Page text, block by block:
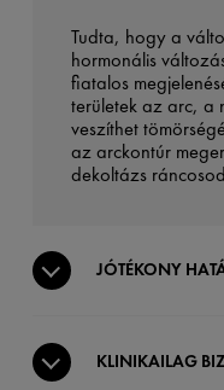
Tudta, hogy a
hormonális
fiatalos
területek az arc, a
veszíthet
az arckontúr
dekoltázs
JÓTÉKONY
KLINIKAILAG